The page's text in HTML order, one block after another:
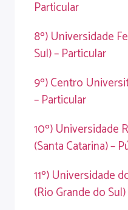
Particular
8º) Universidade
Sul) – Particular
9º) Centro
– Particular
10º) Universidade
(Santa Catarina) –
11º) Universidade
(Rio Grande do